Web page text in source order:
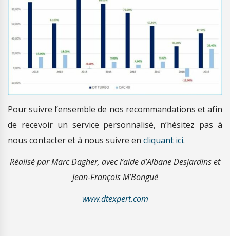
Pour suivre l’ensemble de nos recommandations et afin
de recevoir un service personnalisé, n’hésitez pas à
nous contacter et à nous suivre en cliquant ici.
Réalisé par Marc Dagher, avec l’aide d’Albane Desjardins et
Jean-François M’Bongué
www.dtexpert.com